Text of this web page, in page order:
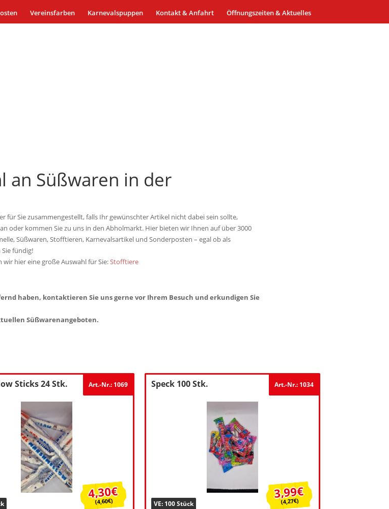
Vereinsfarben Karnevalspuppen Kontakt & Anfahrt Öffnungszeiten & Aktuelles
an Süßwaren in der
für Sie zusammengestellt, falls Ihr gewünschter Artikel nicht dabei sein sollte,
oder kommen Sie zu uns in den Abholmarkt. Hier bieten wir Ihnen auf über 3000
Süßwaren, Stofftieren, Karnevalsartikel und Sonderposten – egal ob als
fündig!
hier eine große Auswahl für Sie:Stofftiere
haben, kontaktieren Sie uns gerne vor Ihrem Besuch und erkundigen Sie
Süßwarenangeboten.
Sticks 24 Stk. Art.-Nr.: 1069
4,30€
(4,60€)
Speck 100 Stk. Art.-Nr.: 1034
VE: 100 Stück
3,99€
(4,27€)